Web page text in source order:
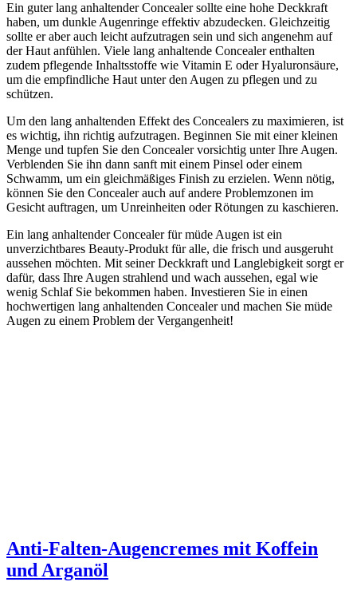
Ein guter lang anhaltender Concealer sollte eine hohe Deckkraft
haben, um dunkle Augenringe effektiv abzudecken. Gleichzeitig
sollte er aber auch leicht aufzutragen sein und sich angenehm auf
der Haut anfühlen. Viele lang anhaltende Concealer enthalten
zudem pflegende Inhaltsstoffe wie Vitamin E oder Hyaluronsäure,
um die empfindliche Haut unter den Augen zu pflegen und zu
schützen.
Um den lang anhaltenden Effekt des Concealers zu maximieren, ist
es wichtig, ihn richtig aufzutragen. Beginnen Sie mit einer kleinen
Menge und tupfen Sie den Concealer vorsichtig unter Ihre Augen.
Verblenden Sie ihn dann sanft mit einem Pinsel oder einem
Schwamm, um ein gleichmäßiges Finish zu erzielen. Wenn nötig,
können Sie den Concealer auch auf andere Problemzonen im
Gesicht auftragen, um Unreinheiten oder Rötungen zu kaschieren.
Ein lang anhaltender Concealer für müde Augen ist ein
unverzichtbares Beauty-Produkt für alle, die frisch und ausgeruht
aussehen möchten. Mit seiner Deckkraft und Langlebigkeit sorgt er
dafür, dass Ihre Augen strahlend und wach aussehen, egal wie
wenig Schlaf Sie bekommen haben. Investieren Sie in einen
hochwertigen lang anhaltenden Concealer und machen Sie müde
Augen zu einem Problem der Vergangenheit!
Anti-Falten-Augencremes mit Koffein
und Arganöl